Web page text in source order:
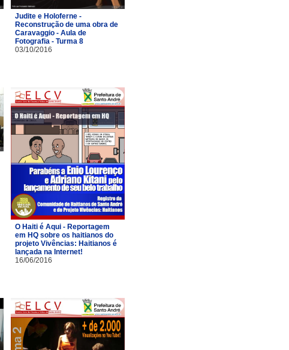
Judite e Holoferne -
Reconstrução de uma obra de
Caravaggio - Aula de
Fotografia - Turma 8
03/10/2016
O Haiti é Aqui - Reportagem
em HQ sobre os haitianos do
projeto Vivências: Haitianos é
lançada na Internet!
16/06/2016